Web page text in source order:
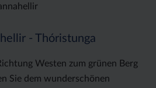
- Thóristunga
Westen zum grünen Berg
Sie dem wunderschönen